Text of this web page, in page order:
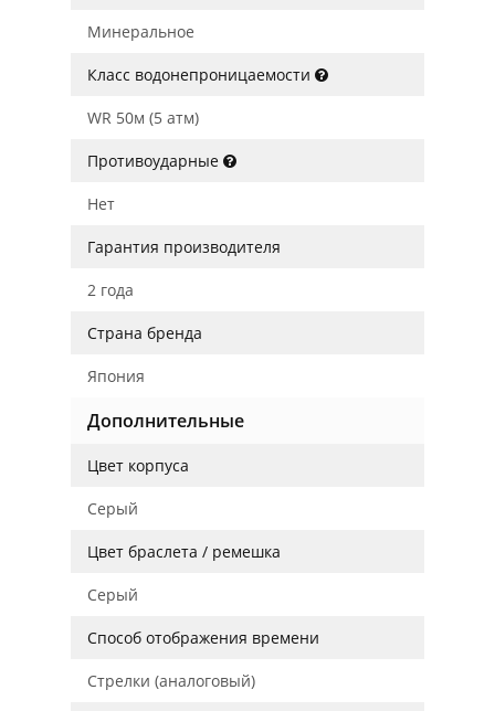
Минеральное
Класс водонепроницаемости
WR 50м (5 атм)
Противоударные
Нет
Гарантия производителя
2 года
Страна бренда
Япония
Дополнительные
Цвет корпуса
Серый
Цвет браслета / ремешка
Серый
Способ отображения времени
Стрелки (аналоговый)